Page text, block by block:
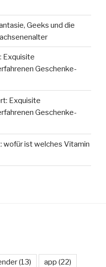
Geeks und die
Exquisite
Geschenke-
Exquisite
Geschenke-
wofür ist welches Vitamin
(13) app (22)